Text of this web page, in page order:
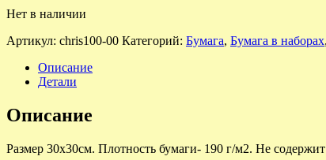
Нет в наличии
Артикул: chris100-00 Категорий: Бумага, Бумага в наборах,
Описание
Детали
Описание
Размер 30х30см. Плотность бумаги- 190 г/м2. Не содержит